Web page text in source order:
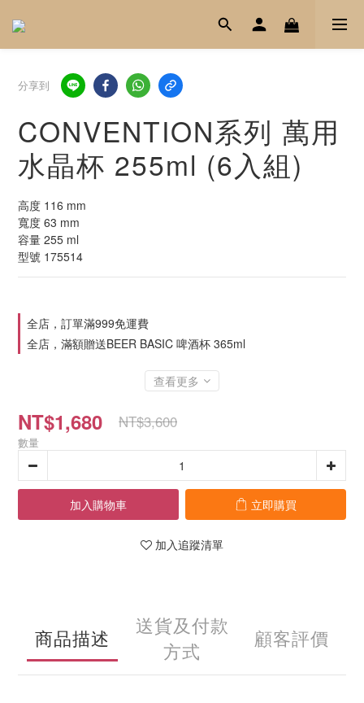
分享到
CONVENTION系列 萬用
水晶杯 255ml (6入組)
高度 116 mm
寬度 63 mm
容量 255 ml
型號 175514
全店，訂單滿999免運費
全店，滿額贈送BEER BASIC 啤酒杯 365ml
查看更多
NT$1,680 NT$3,600
數量
加入購物車 立即購買
加入追蹤清單
商品描述
送貨及付款
方式
顧客評價